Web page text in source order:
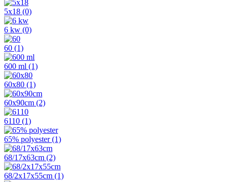
5x18 (0)
6 kw (0)
60 (1)
600 ml (1)
60x80 (1)
60x90cm (2)
6110 (1)
65% polyester(1)
68/17x63cm (2)
68/2x17x55cm (1)